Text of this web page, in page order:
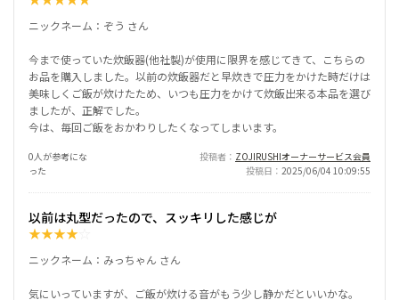
ニックネーム：ぞう さん
今まで使っていた炊飯器(他社製)が使用に限界を感じてきて、こちらの
お品を購入しました。以前の炊飯器だと早炊きで圧力をかけた時だけは
美味しくご飯が炊けたため、いつも圧力をかけて炊飯出来る本品を選び
ましたが、正解でした。
今は、毎回ご飯をおかわりしたくなってしまいます。
0人が参考にな
った
投稿者
ZOJIRUSHIオーナーサービス会員
投稿日
2025/06/04 10:09:55
以前は丸型だったので、スッキリした感じが
★★★★
ニックネーム：みっちゃん さん
気にいっていますが、ご飯が炊ける音がもう少し静かだといいかな。